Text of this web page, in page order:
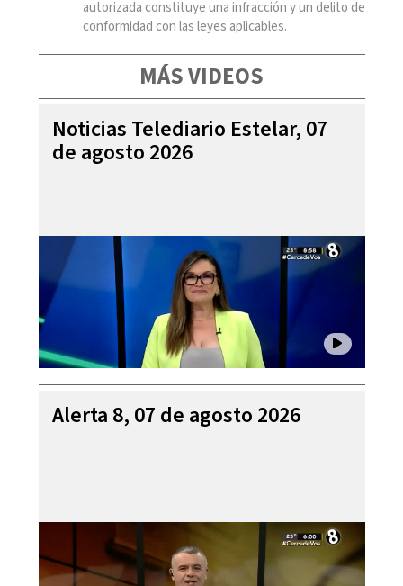
autorizada constituye una infracción y un delito de
conformidad con las leyes aplicables.
MÁS VIDEOS
Noticias Telediario Estelar, 07
de agosto 2026
Alerta 8, 07 de agosto 2026